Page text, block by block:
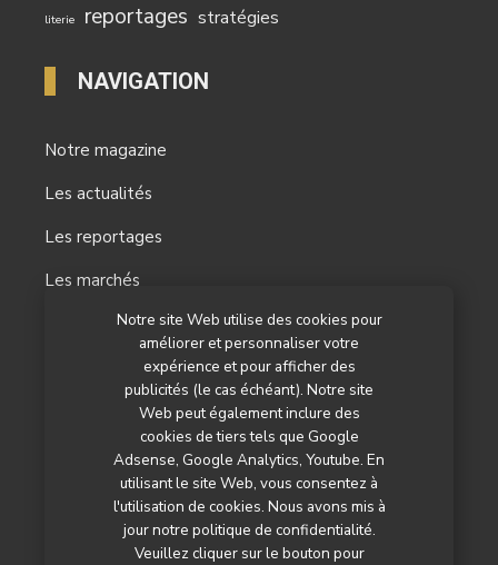
Notre site Web utilise des cookies pour
améliorer et personnaliser votre
expérience et pour afficher des
publicités (le cas échéant). Notre site
Web peut également inclure des
cookies de tiers tels que Google
Adsense, Google Analytics, Youtube. En
utilisant le site Web, vous consentez à
l'utilisation de cookies. Nous avons mis à
jour notre politique de confidentialité.
Veuillez cliquer sur le bouton pour
literie reportages stratégies
NAVIGATION
Notre magazine
Les actualités
Les reportages
Les marchés
Nos autres titres
Qui sommes-nous ?
Contactez-nous
Mentions légales